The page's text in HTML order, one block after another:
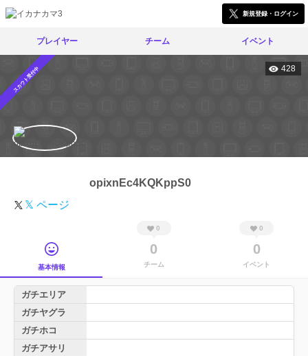
新規登録・ログイン
プレイヤー チーム イベント
スカウト受付中 428
opixnEc4KQKppS0
𝕏 ページ
基本情報
0
0
チーム
0
0
イベント
ガチエリア
ガチヤグラ
ガチホコ
ガチアサリ